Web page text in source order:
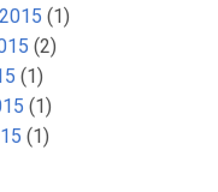
(1)
(2)
(1)
(1)
(1)